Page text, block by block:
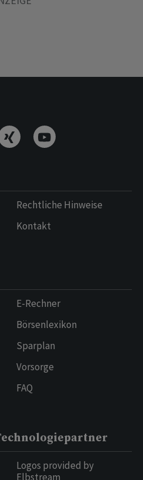
Rechtliche Hinweise
Kontakt
E-Rechner
Börsenlexikon
Sparplan
Vorsorge
FAQ
Logos provided by
Elbstream